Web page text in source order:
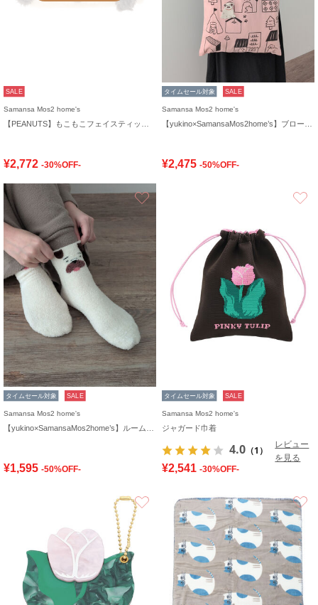
SALE
Samansa Mos2 home's
¥2,772 -30%OFF-
タイムセール対象 SALE
Samansa Mos2 home's
¥2,475 -50%OFF-
タイムセール対象 SALE
Samansa Mos2 home's
¥1,595 -50%OFF-
タイムセール対象 SALE
Samansa Mos2 home's
ジャガード巾着
4.0 （1）
レビュー
を見る
¥2,541 -30%OFF-